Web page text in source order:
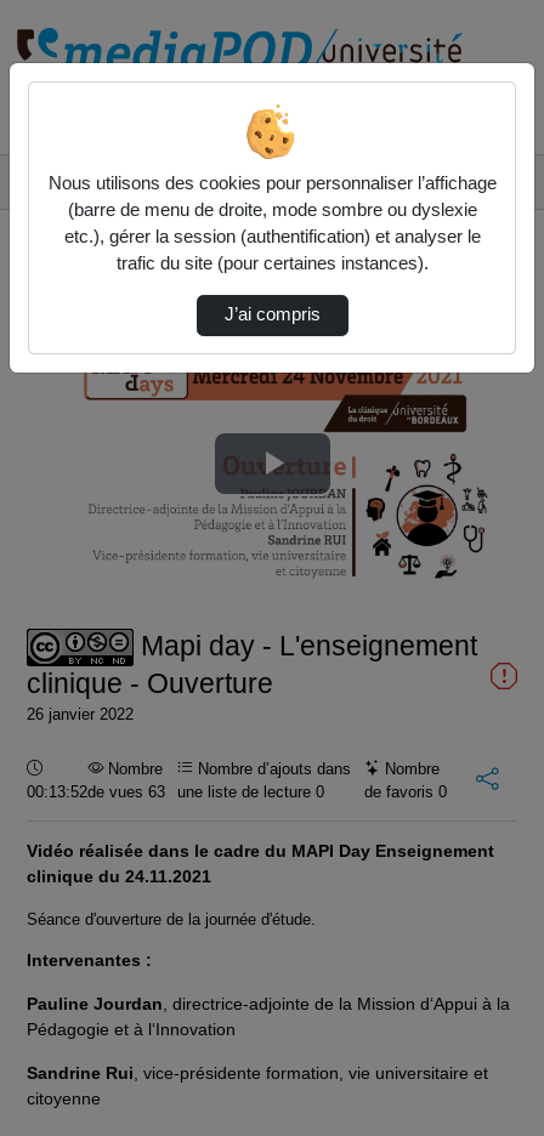
Mapi day - L'enseignement clinique - Ouvertu…
Lire
la
Mapi day - L'enseignement
clinique - Ouverture
26 janvier 2022
Durée :
00:13:52
Nombre
de vues 63
Nombre d’ajouts dans
une liste de lecture0
Nombre
de favoris 0
Vidéo réalisée dans le cadre du MAPI Day Enseignement
clinique du 24.11.2021
Séance d'ouverture de la journée d'étude.
Intervenantes :
Pauline Jourdan , directrice-adjointe de la Mission d‘Appui à la
Pédagogie et à l‘Innovation
Sandrine Rui vice-présidente formation, vie universitaire et
citoyenne
Nous utilisons des cookies pour personnaliser l’affichage
(barre de menu de droite, mode sombre ou dyslexie
etc.), gérer la session (authentification) et analyser le
trafic du site (pour certaines instances).
J’ai compris